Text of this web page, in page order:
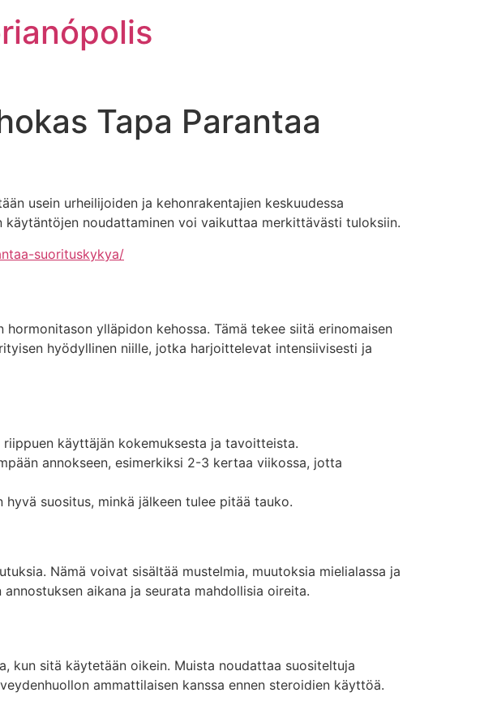
Tapa Parantaa
usein urheilijoiden ja kehonrakentajien keskuudessa
noudattaminen voi vaikuttaa merkittävästi tuloksiin.
suorituskykya/
ylläpidon kehossa. Tämä tekee siitä erinomaisen
hyödyllinen niille, jotka harjoittelevat intensiivisesti ja
käyttäjän kokemuksesta ja tavoitteista.
annokseen, esimerkiksi 2-3 kertaa viikossa, jotta
suositus, minkä jälkeen tulee pitää tauko.
Nämä voivat sisältää mustelmia, muutoksia mielialassa ja
aikana ja seurata mahdollisia oireita.
kun sitä käytetään oikein. Muista noudattaa suositeltuja
ammattilaisen kanssa ennen steroidien käyttöä.